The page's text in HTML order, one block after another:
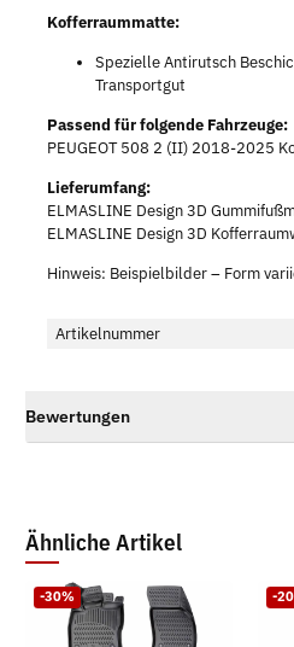
Kofferraummatte:
Spezielle Antirutsch
Transportgut
Passend für folgende Fahrzeuge:
PEUGEOT 508 2 (II) 2018-2025
Lieferumfang:
ELMASLINE Design 3D
ELMASLINE Design 3D
Hinweis: Beispielbilder – Form
Artikelnummer
Bewertungen
Ähnliche Artikel
-30% -